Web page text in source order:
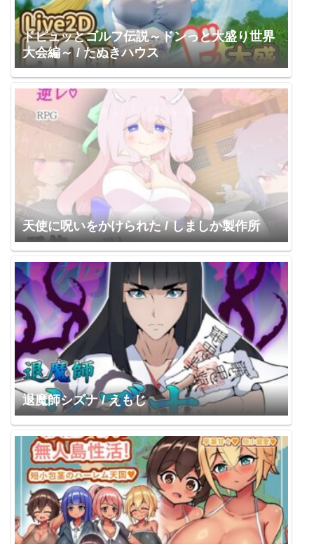
ドピュッとゴルフ伝説～ドンっと大盛り世界
大会編～ / たぬきハウス
天使に呪いをかけられた / しましか製作所
退魔師シズナ / えもじ